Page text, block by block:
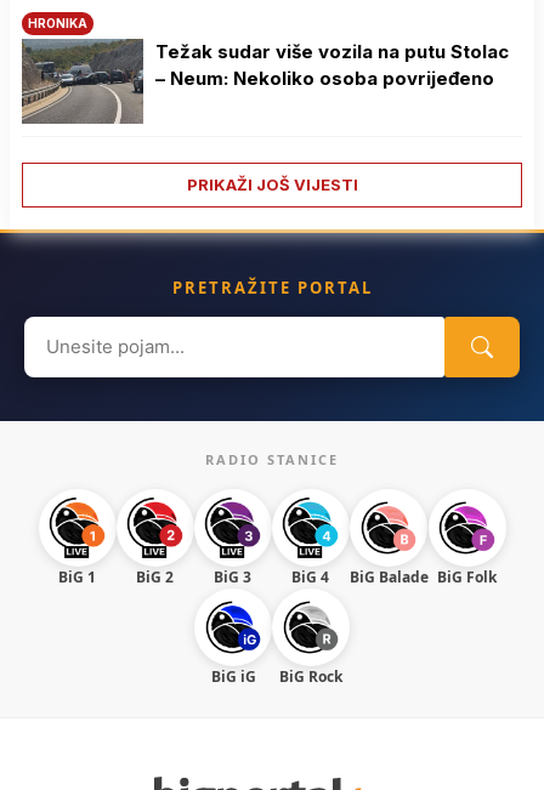
HRONIKA
Težak sudar više vozila na putu Stolac
– Neum: Nekoliko osoba povrijeđeno
PRIKAŽI JOŠ VIJESTI
PRETRAŽITE PORTAL
Search
for:
RADIO STANICE
BiG 1 BiG 2 BiG 3 BiG 4 BiG Balade BiG Folk
BiG iG BiG Rock